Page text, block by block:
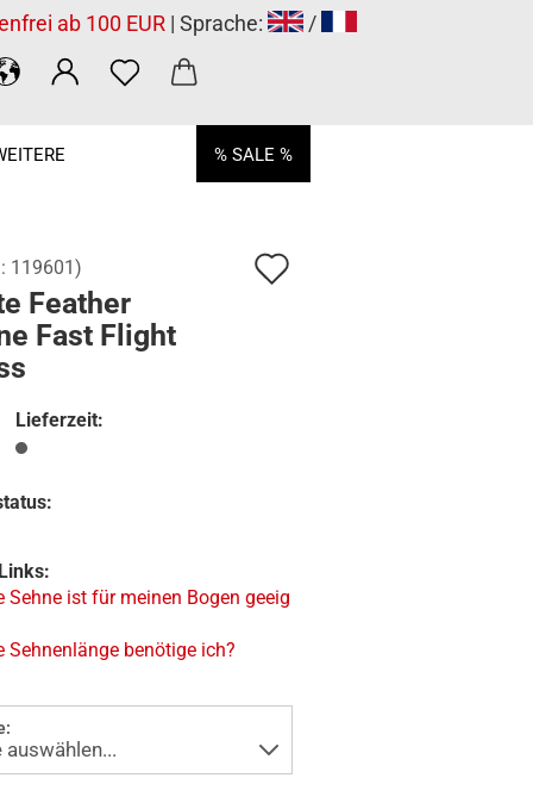
ab 100 EUR | Sprache: /
% SALE %
119601)
Feather
Fast Flight
Lieferzeit:
Sehne ist für meinen Bogen geeig
Sehnenlänge benötige ich?